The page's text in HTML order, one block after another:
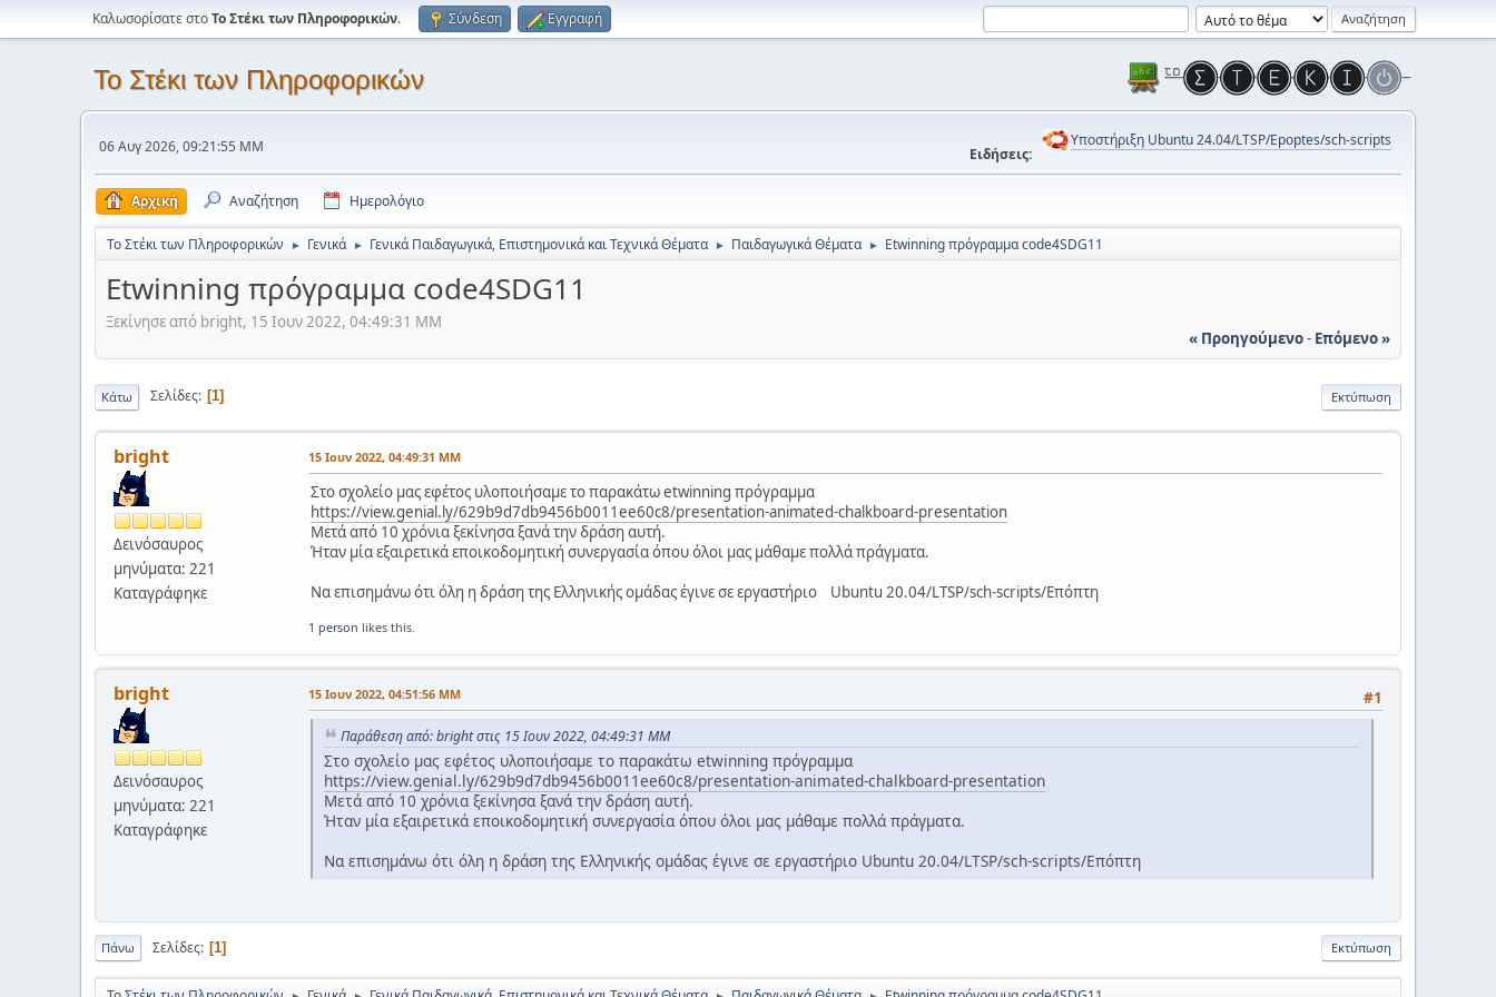
Καλωσορίσατε στοΤο Στέκι των Πληροφορικών. Σύνδεση Εγγραφή
Το Στέκι των Πληροφορικών
06 Αυγ 2026, 09:21:55 ΜΜ Ειδήσεις:
Υποστήριξη Ubuntu 24.04/LTSP/Epoptes/sch-scripts
Αρχική Αναζήτηση Ημερολόγιο
Το Στέκι των Πληροφορικών ► Γενικά ► Γενικά Παιδαγωγικά, Επιστημονικά και Τεχνικά Θέματα ► Παιδαγωγικά Θέματα ► Εtwinning πρόγραμμα code4SDG11
Εtwinning πρόγραμμα code4SDG11
Ξεκίνησε από bright, 15 Ιουν 2022, 04:49:31 ΜΜ
« Προηγούμενο- Επόμενο »
Εκτύπωση
Κάτω Σελίδες 1
bright
Δεινόσαυρος
μηνύματα: 221
Καταγράφηκε
15 Ιουν 2022, 04:49:31 ΜΜ
Στο σχολείο μας εφέτος υλοποιήσαμε το παρακάτω etwinning πρόγραμμα
https://view.genial.ly/629b9d7db9456b0011ee60c8/presentation-animated-chalkboard-presentation
Μετά από 10 χρόνια ξεκίνησα ξανά την δράση αυτή.
Ήταν μία εξαιρετικά εποικοδομητική συνεργασία όπου όλοι μας μάθαμε πολλά πράγματα.
Να επισημάνω ότι όλη η δράση της Ελληνικής ομάδας έγινε σε εργαστήριο Ubuntu 20.04/LTSP/sch-scripts/Επόπτη
1 person likes this.
bright
Δεινόσαυρος
μηνύματα: 221
Καταγράφηκε
#1
15 Ιουν 2022, 04:51:56 ΜΜ
Παράθεση από: bright στις 15 Ιουν 2022, 04:49:31 ΜΜ
Στο σχολείο μας εφέτος υλοποιήσαμε το παρακάτω etwinning πρόγραμμα
https://view.genial.ly/629b9d7db9456b0011ee60c8/presentation-animated-chalkboard-presentation
Μετά από 10 χρόνια ξεκίνησα ξανά την δράση αυτή.
Ήταν μία εξαιρετικά εποικοδομητική συνεργασία όπου όλοι μας μάθαμε πολλά πράγματα.
Να επισημάνω ότι όλη η δράση της Ελληνικής ομάδας έγινε σε εργαστήριο Ubuntu 20.04/LTSP/sch-scripts/Επόπτη
Εκτύπωση
Πάνω Σελίδες 1